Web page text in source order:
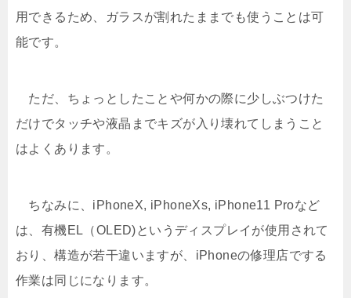
用できるため、ガラスが割れたままでも使うことは可
能です。
ただ、ちょっとしたことや何かの際に少しぶつけた
だけでタッチや液晶までキズが入り壊れてしまうこと
はよくあります。
ちなみに、iPhoneX, iPhoneXs, iPhone11 Proなど
は、有機EL（OLED)というディスプレイが使用されて
おり、構造が若干違いますが、iPhoneの修理店でする
作業は同じになります。